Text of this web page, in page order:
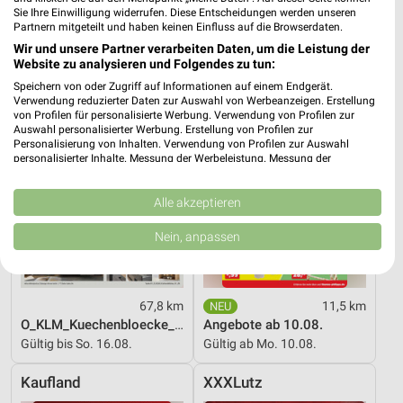
Zurbrüggen
67,8 km
O_KLM_Kuechenbloecke_01_26_ES
Gültig bis So. 16.08.
11,5 km
Angebote ab 10.08.
Gültig ab Mo. 10.08.
Kaufland XXXLutz
Sie Ihre Einwilligung widerrufen. Diese Entscheidungen werden unseren
Partnern mitgeteilt und haben keinen Einfluss auf die Browserdaten.
Wir und unsere Partner verarbeiten Daten, um die Leistung der
Website zu analysieren und Folgendes zu tun:
Speichern von oder Zugriff auf Informationen auf einem Endgerät.
Verwendung reduzierter Daten zur Auswahl von Werbeanzeigen. Erstellung
von Profilen für personalisierte Werbung. Verwendung von Profilen zur
Auswahl personalisierter Werbung. Erstellung von Profilen zur
Personalisierung von Inhalten. Verwendung von Profilen zur Auswahl
personalisierter Inhalte. Messung der Werbeleistung. Messung der
Kombinationen von Daten aus verschiedenen Quellen. Entwicklung und
Verbesserung der Angebote. Verwendung reduzierter Daten zur Auswahl
von Inhalten.
Daten können außerhalb der Europäischen Union weitergegeben und in die
USA gesendet werden.
Website/App.
Partnerliste anzeigen (1 IAB-Anbieter)
Wir nutzen Ihre Daten für folgende Zwecke:
IAB-Verarbeitungszwecke:
Speichern von oder Zugriff auf Informationen
auf einem Endgerät
Alle akzeptieren
Nein, anpassen